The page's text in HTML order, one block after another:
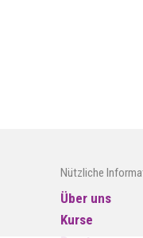
Nützliche
Über uns
Kurse